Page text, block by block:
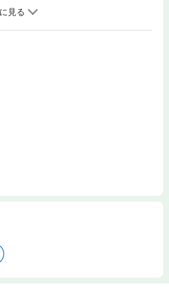
取材していた。浅間の霊感に引き寄
現象に遭遇していくが……。一方、20
に犬吠埼の事を調べる人物が訪れる。